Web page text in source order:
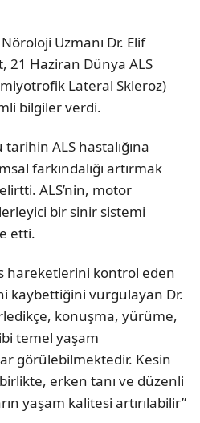
Uzmanı Dr. Elif
21 Haziran Dünya ALS
Lateral Skleroz)
bilgiler verdi.
ALS hastalığına
farkındalığı artırmak
ALS’nin, motor
bir sinir sistemi
etti.
hareketlerini kontrol eden
kaybettiğini vurgulayan Dr.
konuşma, yürüme,
temel yaşam
görülebilmektedir. Kesin
erken tanı ve düzenli
yaşam kalitesi artırılabilir”